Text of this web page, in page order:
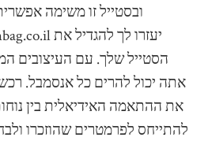
ובסטייל זו משימה
הסטייל שלך. עם העיצובים
אתה יכול להרים כל אנסמבל.
את ההתאמה האידיאלית בין
להתייחס לפרמטרים שהוזכרו